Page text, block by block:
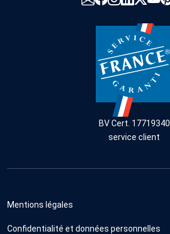
BV Cert. 17719340
service client
Mentions légales
Confidentialité et données personnelles